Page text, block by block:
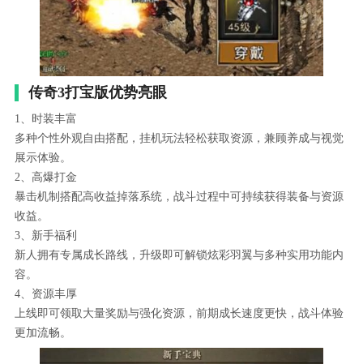
传奇3打宝版优势亮眼
1、时装丰富
多种个性外观自由搭配，挂机玩法轻松获取资源，兼顾养成与视觉
展示体验。
2、高爆打金
暴击机制搭配高收益掉落系统，战斗过程中可持续获得装备与资源
收益。
3、新手福利
新人拥有专属成长路线，升级即可解锁炫彩羽翼与多种实用功能内
容。
4、资源丰厚
上线即可领取大量奖励与强化资源，前期成长速度更快，战斗体验
更加流畅。